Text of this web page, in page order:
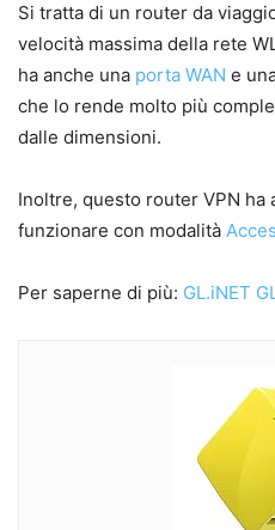
Si tratta di un router da
velocità massima della rete
ha anche una porta WAN e
che lo rende molto più
dalle dimensioni.
Inoltre, questo router VPN ha
funzionare con modalità
Per saperne di più: GL.iNET